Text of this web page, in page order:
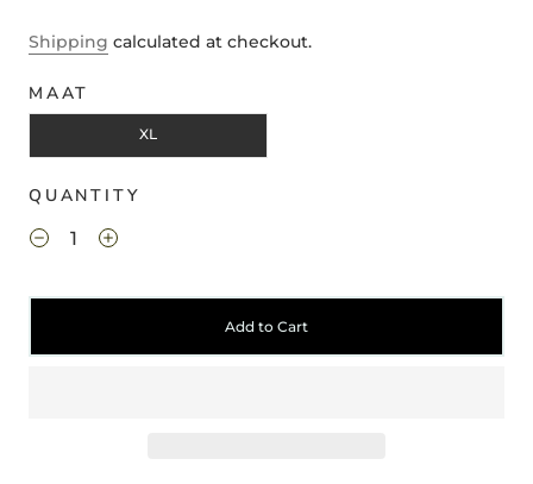
Shipping calculated at checkout.
MAAT
XL
QUANTITY
Add to Cart